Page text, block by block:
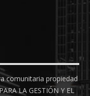
comunitaria propiedad
LA GESTIÓN Y EL